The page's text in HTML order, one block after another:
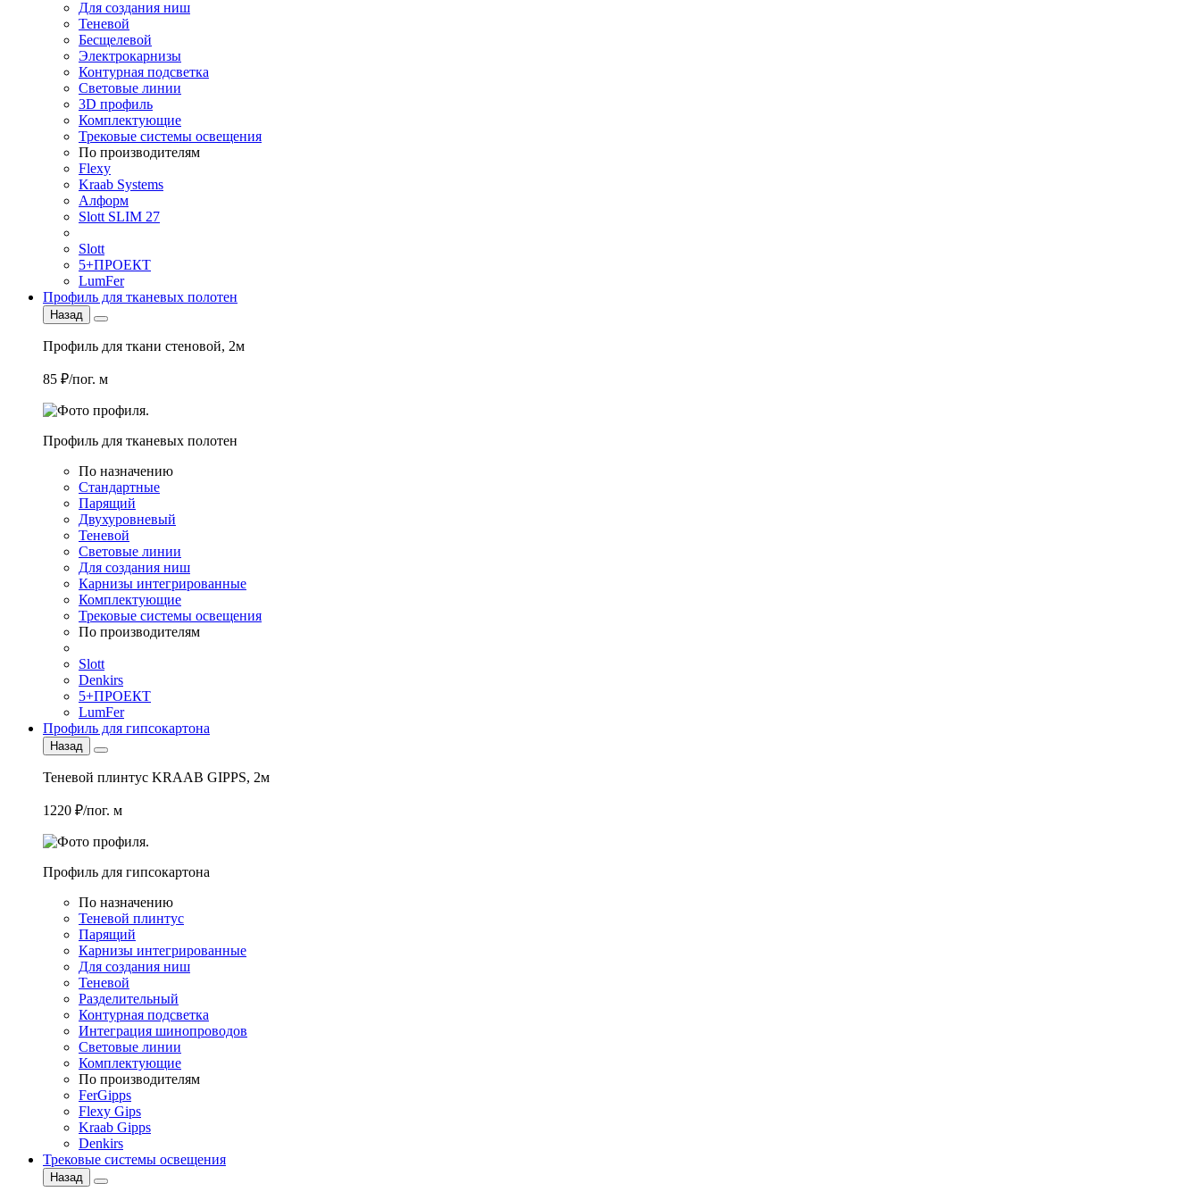
Для создания ниш
Теневой
Бесщелевой
Электрокарнизы
Контурная подсветка
Световые линии
3D профиль
Комплектующие
Трековые системы освещения
По производителям
Flexy
Kraab Systems
Алформ
Slott SLIM 27
Slott
5+ПРОЕКТ
LumFer
Профиль для тканевых полотен
Назад
Профиль для ткани стеновой, 2м
85 ₽/пог. м
Профиль для тканевых полотен
По назначению
Стандартные
Парящий
Двухуровневый
Теневой
Световые линии
Для создания ниш
Карнизы интегрированные
Комплектующие
Трековые системы освещения
По производителям
Slott
Denkirs
5+ПРОЕКТ
LumFer
Профиль для гипсокартона
Назад
Теневой плинтус KRAAB GIPPS, 2м
1220 ₽/пог. м
Профиль для гипсокартона
По назначению
Теневой плинтус
Парящий
Карнизы интегрированные
Для создания ниш
Теневой
Разделительный
Контурная подсветка
Интеграция шинопроводов
Световые линии
Комплектующие
По производителям
FerGipps
Flexy Gips
Kraab Gipps
Denkirs
Трековые системы освещения
Назад